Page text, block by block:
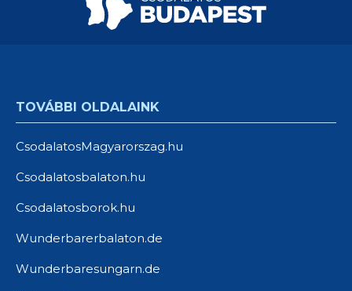
TOVÁBBI OLDALAINK
CsodalatosMagyarorszag.hu
Csodalatosbalaton.hu
Csodalatosborok.hu
Wunderbarerbalaton.de
Wunderbaresungarn.de